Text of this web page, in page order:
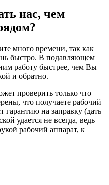
нас, чем
много времени, так как
быстро. В подавляющем
работу быстрее, чем Вы
и обратно.
проверить только что
что получаете рабочий
гарантию на заправку (дать
удается не всегда, ведь
рабочий аппарат, к